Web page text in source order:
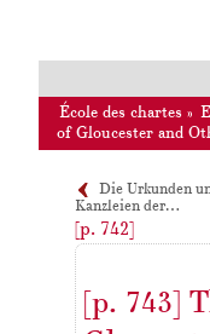
École des chartes »
of Gloucester and
Die Urkunden
Kanzleien der…
[p. 742]
[p. 743]